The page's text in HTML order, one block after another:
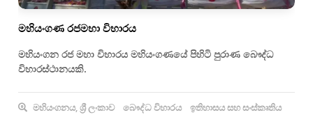
මහියංගණ රජමහා විහාරය
මහියංගන රජ මහා විහාරය මහියංගණයේ පිහිටි පුරාණ බෞද්ධ
විහාරස්ථානයකි.
මහියංගනය, ශ්‍රී ලංකාව බෞද්ධ විහාරය
ඉතිහාසය සහ සංස්කෘතිය